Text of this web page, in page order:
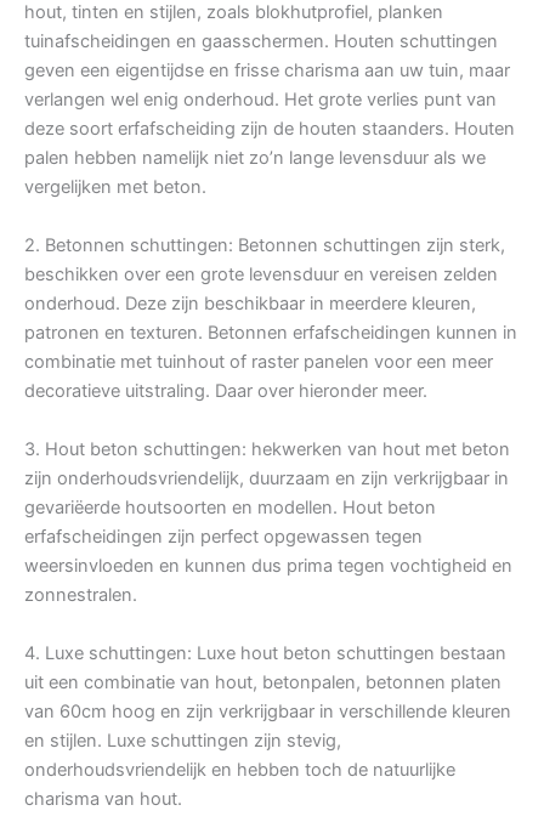
hout, tinten en stijlen, zoals blokhutprofiel, planken
tuinafscheidingen en gaasschermen. Houten schuttingen
geven een eigentijdse en frisse charisma aan uw tuin, maar
verlangen wel enig onderhoud. Het grote verlies punt van
deze soort erfafscheiding zijn de houten staanders. Houten
palen hebben namelijk niet zo’n lange levensduur als we
vergelijken met beton.
2. Betonnen schuttingen: Betonnen schuttingen zijn sterk,
beschikken over een grote levensduur en vereisen zelden
onderhoud. Deze zijn beschikbaar in meerdere kleuren,
patronen en texturen. Betonnen erfafscheidingen kunnen in
combinatie met tuinhout of raster panelen voor een meer
decoratieve uitstraling. Daar over hieronder meer.
3. Hout beton schuttingen: hekwerken van hout met beton
zijn onderhoudsvriendelijk, duurzaam en zijn verkrijgbaar in
gevariëerde houtsoorten en modellen. Hout beton
erfafscheidingen zijn perfect opgewassen tegen
weersinvloeden en kunnen dus prima tegen vochtigheid en
zonnestralen.
4. Luxe schuttingen: Luxe hout beton schuttingen bestaan
uit een combinatie van hout, betonpalen, betonnen platen
van 60cm hoog en zijn verkrijgbaar in verschillende kleuren
en stijlen. Luxe schuttingen zijn stevig,
onderhoudsvriendelijk en hebben toch de natuurlijke
charisma van hout.